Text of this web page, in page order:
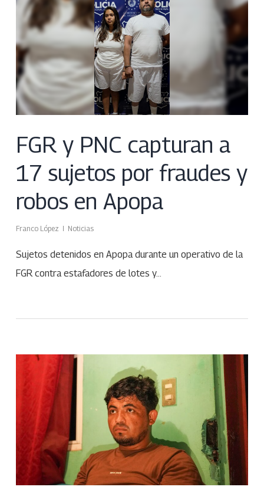
FGR y PNC capturan a
17 sujetos por fraudes y
robos en Apopa
Franco López Noticias
Sujetos detenidos en Apopa durante un operativo de la
FGR contra estafadores de lotes y…